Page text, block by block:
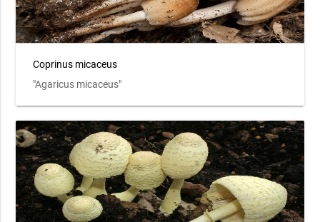
Coprinus micaceus
"Agaricus micaceus"